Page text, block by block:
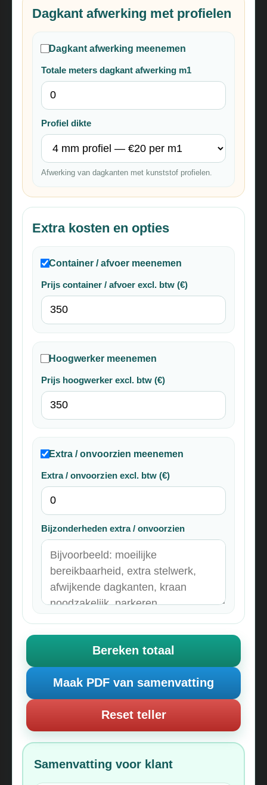
Dagkant afwerking met profielen
Dagkant afwerking meenemen
Totale meters dagkant afwerking m1
Profiel dikte
Afwerking van dagkanten met kunststof profielen.
Extra kosten en opties
Container / afvoer meenemen
Prijs container / afvoer excl. btw (€)
Hoogwerker meenemen
Prijs hoogwerker excl. btw (€)
Extra / onvoorzien meenemen
Extra / onvoorzien excl. btw (€)
Bijzonderheden extra / onvoorzien
Bereken totaal
Maak PDF van samenvatting
Reset teller
Samenvatting voor klant